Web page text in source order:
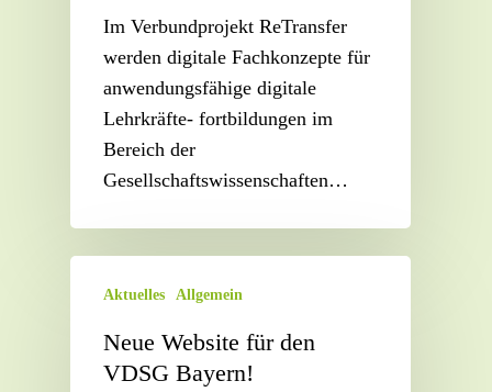
Im Verbundprojekt ReTransfer
werden digitale Fachkonzepte für
anwendungsfähige digitale
Lehrkräfte- fortbildungen im
Bereich der
Gesellschaftswissenschaften…
Aktuelles Allgemein
Neue Website für den
VDSG Bayern!